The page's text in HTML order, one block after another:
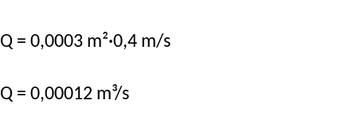
Q = 0,0003 m²·0,4 m/s
Q = 0,00012 m³/s